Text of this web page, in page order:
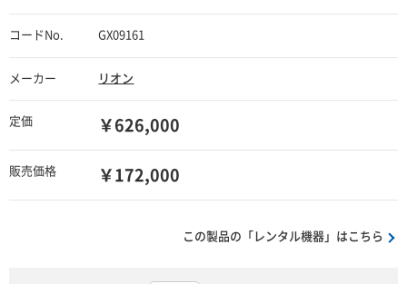
コードNo. GX09161
メーカー リオン
定価 ￥626,000
販売価格 ￥172,000
この製品の「レンタル機器」はこちら